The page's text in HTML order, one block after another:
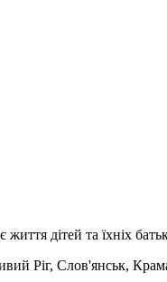
дітей та їхніх
Ріг, Слов'янськ,